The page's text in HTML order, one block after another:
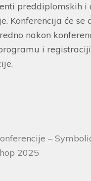
preddiplomskih
Konferencija će se
nakon
i
–
2025